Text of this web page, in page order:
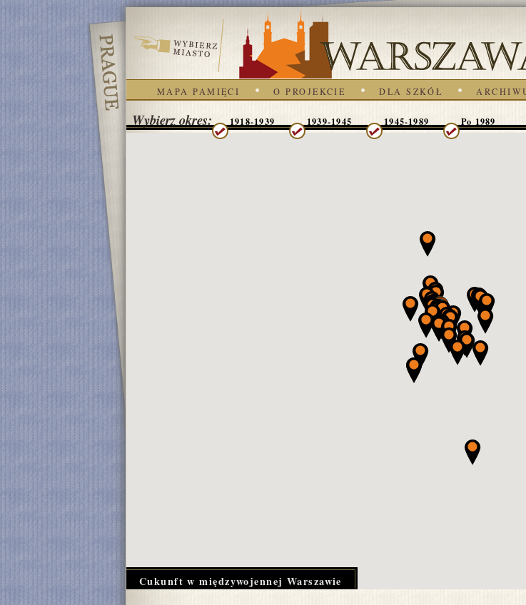
MAPA PAMIĘCI O PROJEKCIE DLA SZKÓŁ
Wybierz okres: 1918-1939 1939-1945 1945-1989 Po 1989
Cukunft w międzywojennej Warszawie